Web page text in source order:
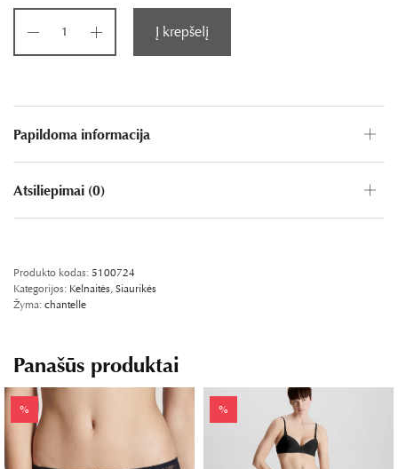
Į krepšelį
Papildoma informacija
Atsiliepimai (0)
Produkto kodas:5100724
Kategorijos: Kelnaitės,Siaurikės
Žyma:chantelle
Panašūs produktai
% %